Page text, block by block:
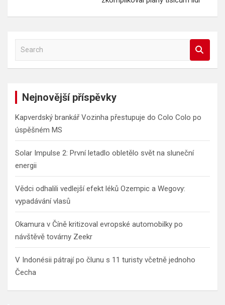
a
Nejnovější příspěvky
Kapverdský brankář Vozinha přestupuje do Colo Colo po
úspěšném MS
Solar Impulse 2: První letadlo obletělo svět na sluneční
energii
Vědci odhalili vedlejší efekt léků Ozempic a Wegovy:
vypadávání vlasů
Okamura v Číně kritizoval evropské automobilky po
návštěvě továrny Zeekr
V Indonésii pátrají po člunu s 11 turisty včetně jednoho
Čecha